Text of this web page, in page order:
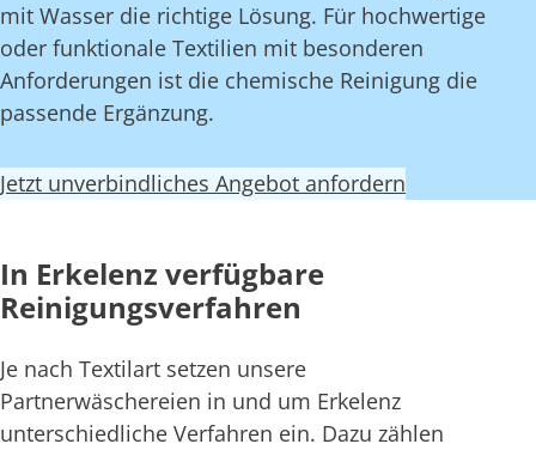
mit Wasser die richtige Lösung. Für hochwertige
oder funktionale Textilien mit besonderen
Anforderungen ist die chemische Reinigung die
passende Ergänzung.
Jetzt unverbindliches Angebot anfordern
In Erkelenz verfügbare
Reinigungsverfahren
Je nach Textilart setzen unsere
Partnerwäschereien in und um Erkelenz
unterschiedliche Verfahren ein. Dazu zählen